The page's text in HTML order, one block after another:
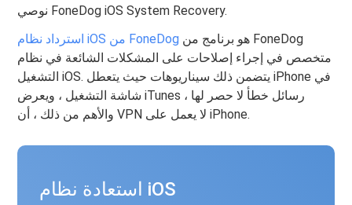
نوصي FoneDog iOS System Recovery.
استرداد نظام iOS من FoneDog
متخصص في إجراء إصلاحات على المشكلات الشائعة في نظام
التشغيل iOS. يتضمن ذلك سيناريوهات حيث يتعطل iPhone في
شاشة التشغيل ، ويعرض iTunes رسائل خطأ لا حصر لها ،
والأهم من ذلك ، أن VPN لا يعمل على iPhone.
استعادة نظام iOS